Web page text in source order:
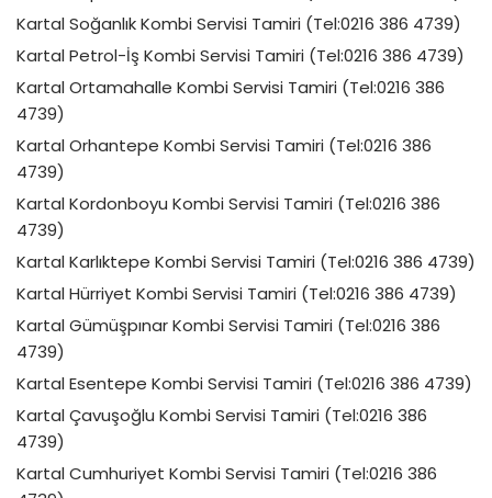
Kartal Soğanlık Kombi Servisi Tamiri (Tel:0216 386 4739)
Kartal Petrol-İş Kombi Servisi Tamiri (Tel:0216 386 4739)
Kartal Ortamahalle Kombi Servisi Tamiri (Tel:0216 386
4739)
Kartal Orhantepe Kombi Servisi Tamiri (Tel:0216 386
4739)
Kartal Kordonboyu Kombi Servisi Tamiri (Tel:0216 386
4739)
Kartal Karlıktepe Kombi Servisi Tamiri (Tel:0216 386 4739)
Kartal Hürriyet Kombi Servisi Tamiri (Tel:0216 386 4739)
Kartal Gümüşpınar Kombi Servisi Tamiri (Tel:0216 386
4739)
Kartal Esentepe Kombi Servisi Tamiri (Tel:0216 386 4739)
Kartal Çavuşoğlu Kombi Servisi Tamiri (Tel:0216 386
4739)
Kartal Cumhuriyet Kombi Servisi Tamiri (Tel:0216 386